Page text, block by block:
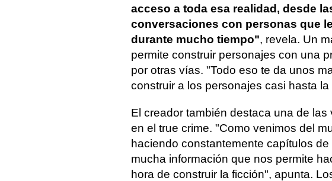
acceso a toda esa realidad, desde
conversaciones con personas que
durante mucho tiempo", revela. Un
permite construir personajes con una
por otras vías. "Todo eso te da unos
construir a los personajes casi hasta la
El creador también destaca una de
en el true crime. "Como venimos del
haciendo constantemente capítulos
mucha información que nos permite
hora de construir la ficción", apunta.